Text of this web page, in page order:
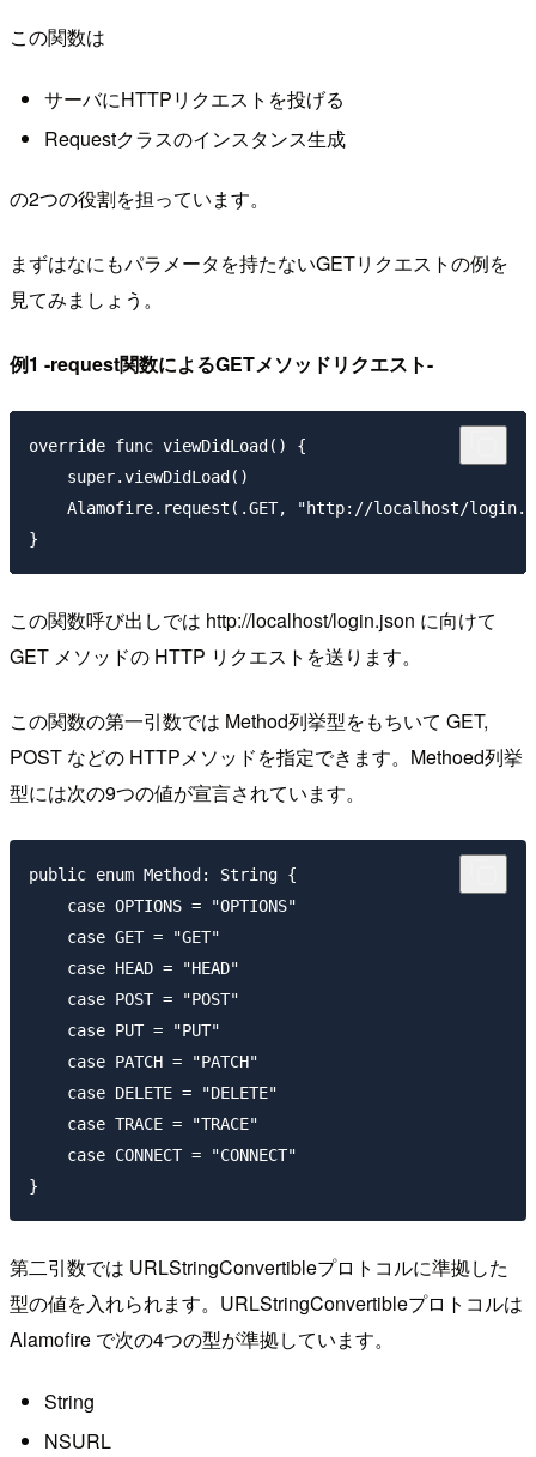
この関数は
サーバにHTTPリクエストを投げる
Requestクラスのインスタンス生成
の2つの役割を担っています。
まずはなにもパラメータを持たないGETリクエストの例を
見てみましょう。
例1 -request関数によるGETメソッドリクエスト-
override func viewDidLoad() {
    super.viewDidLoad()
Alamofire.request(.GET, "http://localhost/
この関数呼び出しでは http://localhost/login.json に向けて
GET メソッドの HTTP リクエストを送ります。
この関数の第一引数では Method列挙型をもちいて GET,
POST などの HTTPメソッドを指定できます。Methoed列挙
型には次の9つの値が宣言されています。
public enum Method: String {
    case OPTIONS = "OPTIONS"
    case GET = "GET"
    case HEAD = "HEAD"
    case POST = "POST"
    case PUT = "PUT"
    case PATCH = "PATCH"
    case DELETE = "DELETE"
    case TRACE = "TRACE"
    case CONNECT = "CONNECT"
第二引数では URLStringConvertibleプロトコルに準拠した
型の値を入れられます。URLStringConvertibleプロトコルは
Alamofire で次の4つの型が準拠しています。
String
NSURL